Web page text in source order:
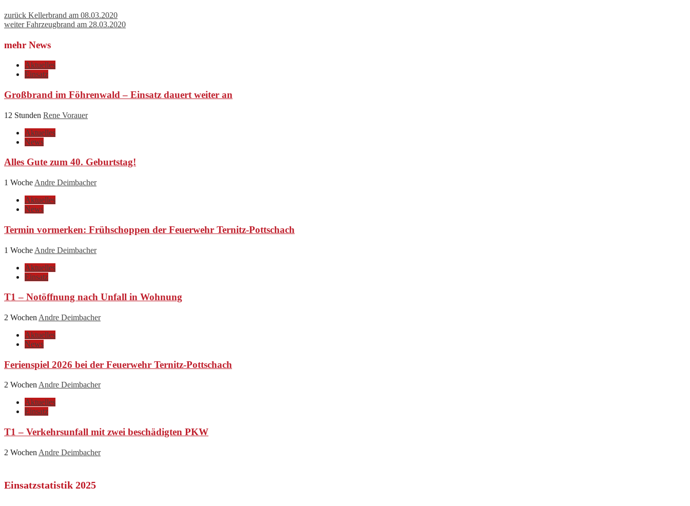
zurück Kellerbrand am 08.03.2020
weiterFahrzeugbrand am 28.03.2020
mehr News
Aktuelles
Einsatz
Großbrand im Föhrenwald – Einsatz dauert weiter an
12 Stunden Rene Vorauer
Aktuelles
News
Alles Gute zum 40. Geburtstag!
1 Woche Andre Deimbacher
Aktuelles
News
Termin vormerken: Frühschoppen der Feuerwehr Ternitz-Pottschach
1 Woche Andre Deimbacher
Aktuelles
Einsatz
T1 – Notöffnung nach Unfall in Wohnung
2 Wochen Andre Deimbacher
Aktuelles
News
Ferienspiel 2026 bei der Feuerwehr Ternitz-Pottschach
2 WochenAndre Deimbacher
Aktuelles
Einsatz
T1 – Verkehrsunfall mit zwei beschädigten PKW
2 Wochen Andre Deimbacher
Einsatzstatistik 2025